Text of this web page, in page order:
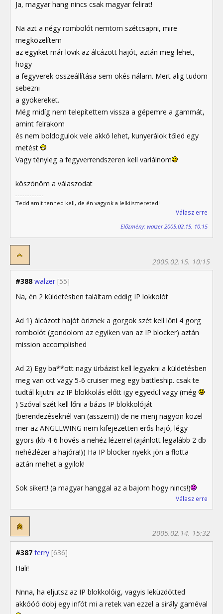
Ja, magyar hang nincs csak magyar felirat!
Na azt a négy rombolót nemtom szétcsapni, mire
megközelítem
az egyiket már lövik az álcázott hajót, aztán meg lehet,
hogy
a fegyverek összeállítása sem okés nálam. Mert alig tudom
sebezni
a gyökereket.
Még midíg nem telepítettem vissza a gépemre a gammát,
amint felrakom
és nem boldogulok vele akkó lehet, kunyerálok tőled egy
metést
Vagy tényleg a fegyverrendszeren kell variálnom
köszönöm a válaszodat
Tedd amit tenned kell, de én vagyok a lelkiismereted!
Válasz erre
Előzmény: walzer 2005.02.15. 10:15
#388 walzer [55]
2005.02.15. 10:15
Na, én 2 küldetésben találtam eddig IP lokkolót
Ad 1) álcázott hajót öriznek a gorgok szét kell lőni 4 gorg
rombolót (gondolom az egyiken van az IP blocker) aztán
mission accomplished
Ad 2) Egy ba**ott nagy ürbázist kell legyakni a küldetésben
meg van ott vagy 5-6 cruiser meg egy battleship. csak te
tudtál kijutni az IP blokkolás előtt igy egyedül vagy (még
) Szóval szét kell lőni a bázis IP blokkolóját
(berendezéseknél van (asszem)) de ne menj nagyon közel
mer az ANGELWING nem kifejezetten erős hajó, légy
gyors (kb 4-6 hövés a nehéz lézerrel (ajánlott legalább 2 db
nehézlézer a hajóra!)) Ha IP blocker nyekk jön a flotta
aztán mehet a gyilok!
Sok sikert! (a magyar hanggal az a bajom hogy nincs!)
Válasz erre
#387 ferry [636]
2005.02.14. 15:32
Hali!
Nnna, ha eljutsz az IP blokkolóig, vagyis leküzdötted
akkóóó dobj egy infót mi a retek van ezzel a sirály gaméval